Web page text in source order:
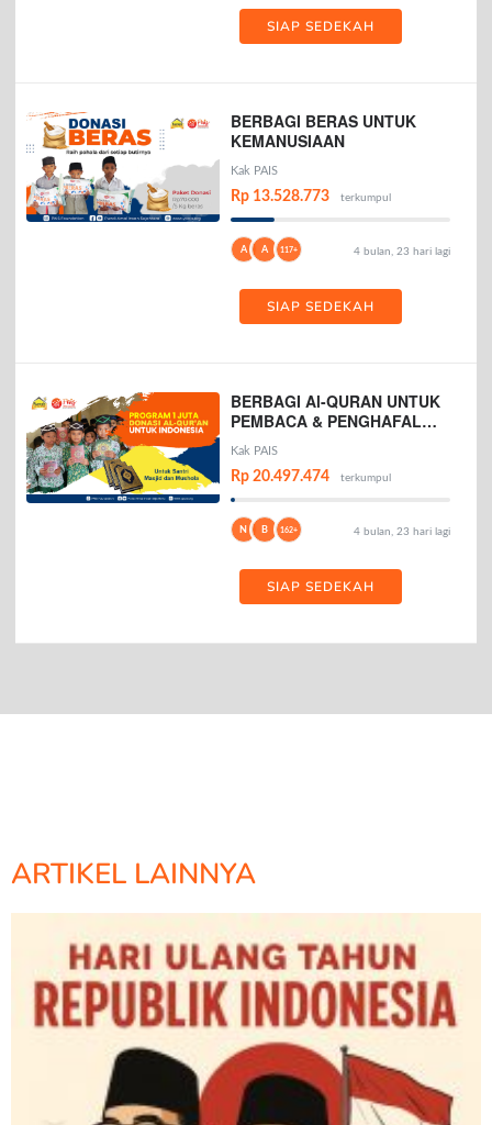
SIAP SEDEKAH
BERBAGI BERAS UNTUK
KEMANUSIAAN
Kak PAIS
Rp 13.528.773 terkumpul
A A 117+ 4 bulan, 23 hari lagi
SIAP SEDEKAH
BERBAGI Al-QURAN UNTUK
PEMBACA & PENGHAFAL
AL-QURAN
Kak PAIS
Rp 20.497.474 terkumpul
N B 162+ 4 bulan, 23 hari lagi
SIAP SEDEKAH
ARTIKEL LAINNYA